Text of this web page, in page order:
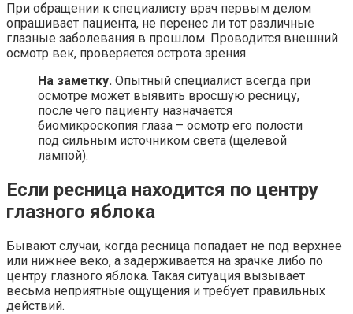
При обращении к специалисту врач первым делом
опрашивает пациента, не перенес ли тот различные
глазные заболевания в прошлом. Проводится внешний
осмотр век, проверяется острота зрения.
На заметку. Опытный специалист всегда при
осмотре может выявить вросшую ресницу,
после чего пациенту назначается
биомикроскопия глаза – осмотр его полости
под сильным источником света (щелевой
лампой).
Если ресница находится по центру
глазного яблока
Бывают случаи, когда ресница попадает не под верхнее
или нижнее веко, а задерживается на зрачке либо по
центру глазного яблока. Такая ситуация вызывает
весьма неприятные ощущения и требует правильных
действий.